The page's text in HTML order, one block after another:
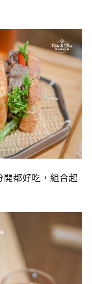
開都好吃，組合起